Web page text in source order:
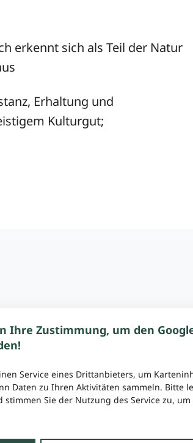
erkennt sich als Teil der Natur
Erhaltung und
Kulturgut;
Ihre Zustimmung, um den
Service eines Drittanbieters, um
Daten zu Ihren Aktivitäten sammeln. Bitte
stimmen Sie der Nutzung des Service zu, um